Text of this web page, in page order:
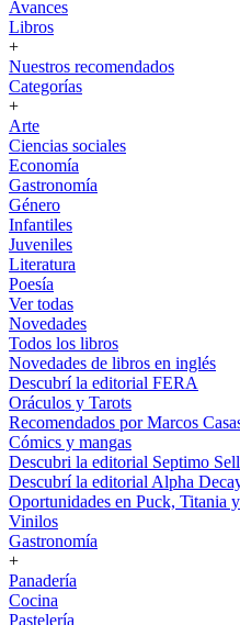
Avances
Libros
+
Nuestros recomendados
Categorías
+
Arte
Ciencias sociales
Economía
Gastronomía
Género
Infantiles
Juveniles
Literatura
Poesía
Ver todas
Novedades
Todos los libros
Novedades de libros en inglés
Descubrí la editorial FERA
Oráculos y Tarots
Recomendados por Marcos
Cómics y mangas
Descubri la editorial Septimo
Descubrí la editorial Alpha
Oportunidades en Puck, Titania
Vinilos
Gastronomía
+
Panadería
Cocina
Pastelería